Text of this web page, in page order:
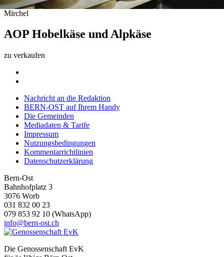
Mirchel
AOP Hobelkäse und Alpkäse
zu verkaufen
Nachricht an die Redaktion
BERN-OST auf Ihrem Handy
Die Gemeinden
Mediadaten & Tarife
Impressum
Nutzungsbedingungen
Kommentarrichtlinien
Datenschutzerklärung
Bern-Ost
Bahnhofplatz 3
3076 Worb
031 832 00 23
079 853 92 10 (WhatsApp)
info@bern-ost.ch
Die Genossenschaft EvK